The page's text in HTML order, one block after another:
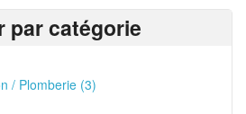
par catégorie
/ Plomberie (3)